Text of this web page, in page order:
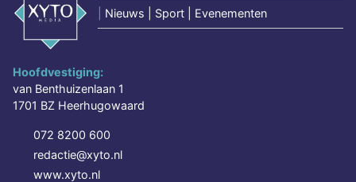
Nieuws | Sport | Evenementen
Hoofdvestiging:
van Benthuizenlaan 1
1701 BZ Heerhugowaard
072 8200 600
redactie@xyto.nl
www.xyto.nl